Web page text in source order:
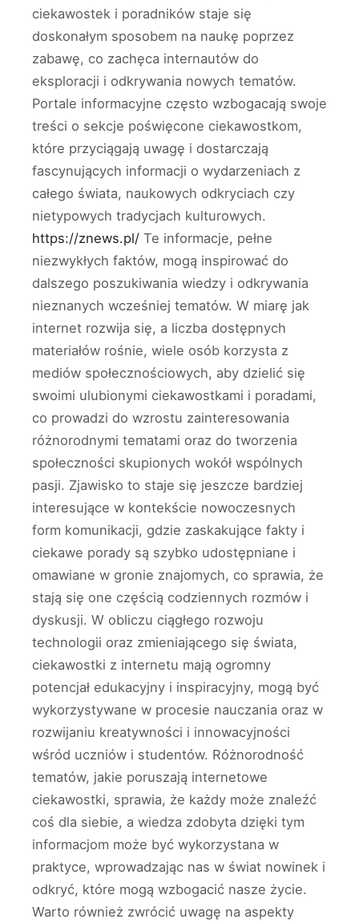
ciekawostek i poradników staje się
doskonałym sposobem na naukę poprzez
zabawę, co zachęca internautów do
eksploracji i odkrywania nowych tematów.
Portale informacyjne często wzbogacają swoje
treści o sekcje poświęcone ciekawostkom,
które przyciągają uwagę i dostarczają
fascynujących informacji o wydarzeniach z
całego świata, naukowych odkryciach czy
nietypowych tradycjach kulturowych.
https://znews.pl/ Te informacje, pełne
niezwykłych faktów, mogą inspirować do
dalszego poszukiwania wiedzy i odkrywania
nieznanych wcześniej tematów. W miarę jak
internet rozwija się, a liczba dostępnych
materiałów rośnie, wiele osób korzysta z
mediów społecznościowych, aby dzielić się
swoimi ulubionymi ciekawostkami i poradami,
co prowadzi do wzrostu zainteresowania
różnorodnymi tematami oraz do tworzenia
społeczności skupionych wokół wspólnych
pasji. Zjawisko to staje się jeszcze bardziej
interesujące w kontekście nowoczesnych
form komunikacji, gdzie zaskakujące fakty i
ciekawe porady są szybko udostępniane i
omawiane w gronie znajomych, co sprawia, że
stają się one częścią codziennych rozmów i
dyskusji. W obliczu ciągłego rozwoju
technologii oraz zmieniającego się świata,
ciekawostki z internetu mają ogromny
potencjał edukacyjny i inspiracyjny, mogą być
wykorzystywane w procesie nauczania oraz w
rozwijaniu kreatywności i innowacyjności
wśród uczniów i studentów. Różnorodność
tematów, jakie poruszają internetowe
ciekawostki, sprawia, że każdy może znaleźć
coś dla siebie, a wiedza zdobyta dzięki tym
informacjom może być wykorzystana w
praktyce, wprowadzając nas w świat nowinek i
odkryć, które mogą wzbogacić nasze życie.
Warto również zwrócić uwagę na aspekty